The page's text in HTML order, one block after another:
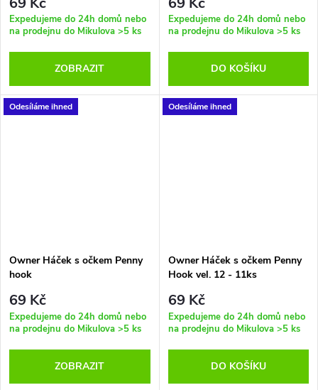
Expedujeme do 24h domů nebo
na prodejnu do Mikulova >5 ks
ZOBRAZIT
Expedujeme do 24h domů nebo
na prodejnu do Mikulova >5 ks
DO KOŠÍKU
Odesíláme ihned
Owner Háček s očkem Penny
hook
69 Kč
Expedujeme do 24h domů nebo
na prodejnu do Mikulova >5 ks
ZOBRAZIT
Odesíláme ihned
Owner Háček s očkem Penny
Hook vel. 12 - 11ks
69 Kč
Expedujeme do 24h domů nebo
na prodejnu do Mikulova >5 ks
DO KOŠÍKU